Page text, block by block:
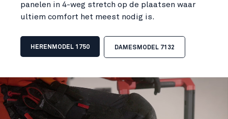
panelen in 4-weg stretch op de plaatsen waar
ultiem comfort het meest nodig is.
HERENMODEL 1750 DAMESMODEL 7132